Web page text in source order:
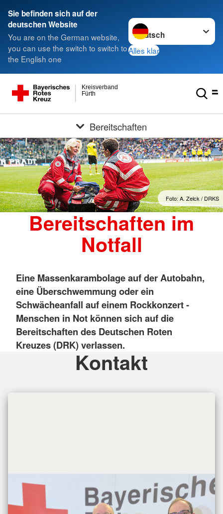
Sie befinden sich auf der
deutschen Website
You are on the German website,
you can use the switch to switch to
the English one
Sprache wechseln zu
Alles klar
Fürth
Kreisverband
Bereitschaften
Foto: A. Zelck / DRKS
Bereitschaften im
Notfall
Eine Massenkarambolage auf der Autobahn,
eine Überschwemmung oder ein
Schwächeanfall auf einem Rockkonzert-
Menschen in Not können sich auf die
Bereitschaften des Deutschen Roten
Kreuzes (DRK) verlassen.
Kontakt